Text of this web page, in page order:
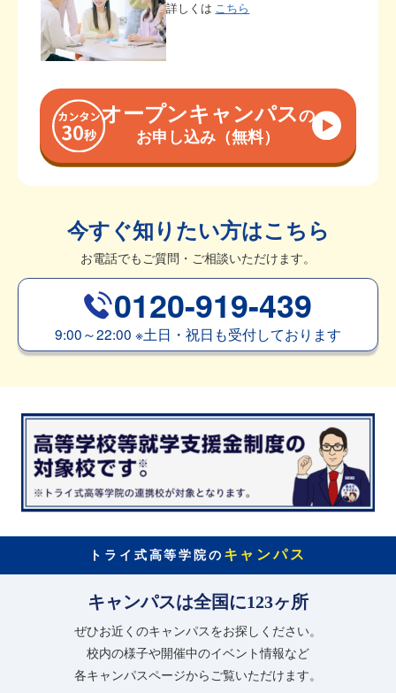
詳しくは こちら
オープンキャンパスの
お申し込み（無料）
今すぐ知りたい方はこちら
お電話でもご質問・ご相談いただけます。
0120-919-439
9:00～22:00 ※土日・祝日も受付しております
トライ式高等学院の キャンパス
キャンパスは全国に123ヶ所
ぜひお近くのキャンパスをお探しください。
校内の様子や開催中のイベント情報など
各キャンパスページからご覧いただけます。